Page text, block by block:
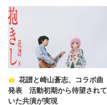
花譜と崎山蒼志、コラボ曲
発表 活動初期から待望されて
いた共演が実現